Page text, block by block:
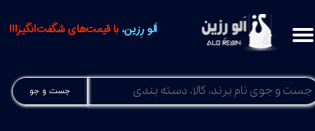
جست و جو
اَلو رِزین، با قیمت‌های شگفت‌انگیز!!!